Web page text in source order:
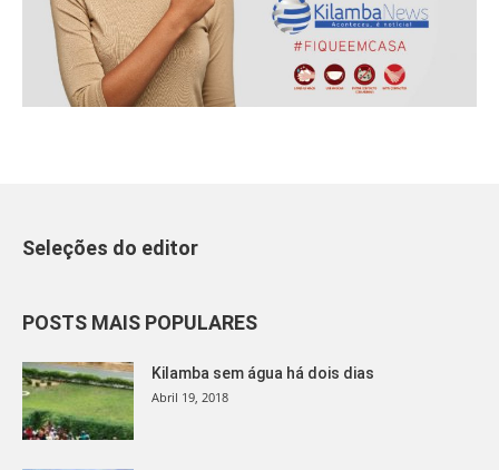
Seleções do editor
POSTS MAIS POPULARES
Kilamba sem água há dois dias
Abril 19, 2018